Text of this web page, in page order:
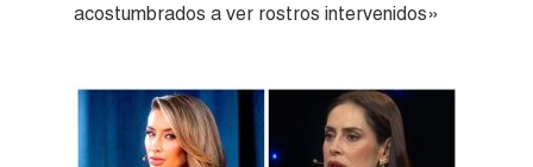
acostumbrados a ver rostros intervenidos»